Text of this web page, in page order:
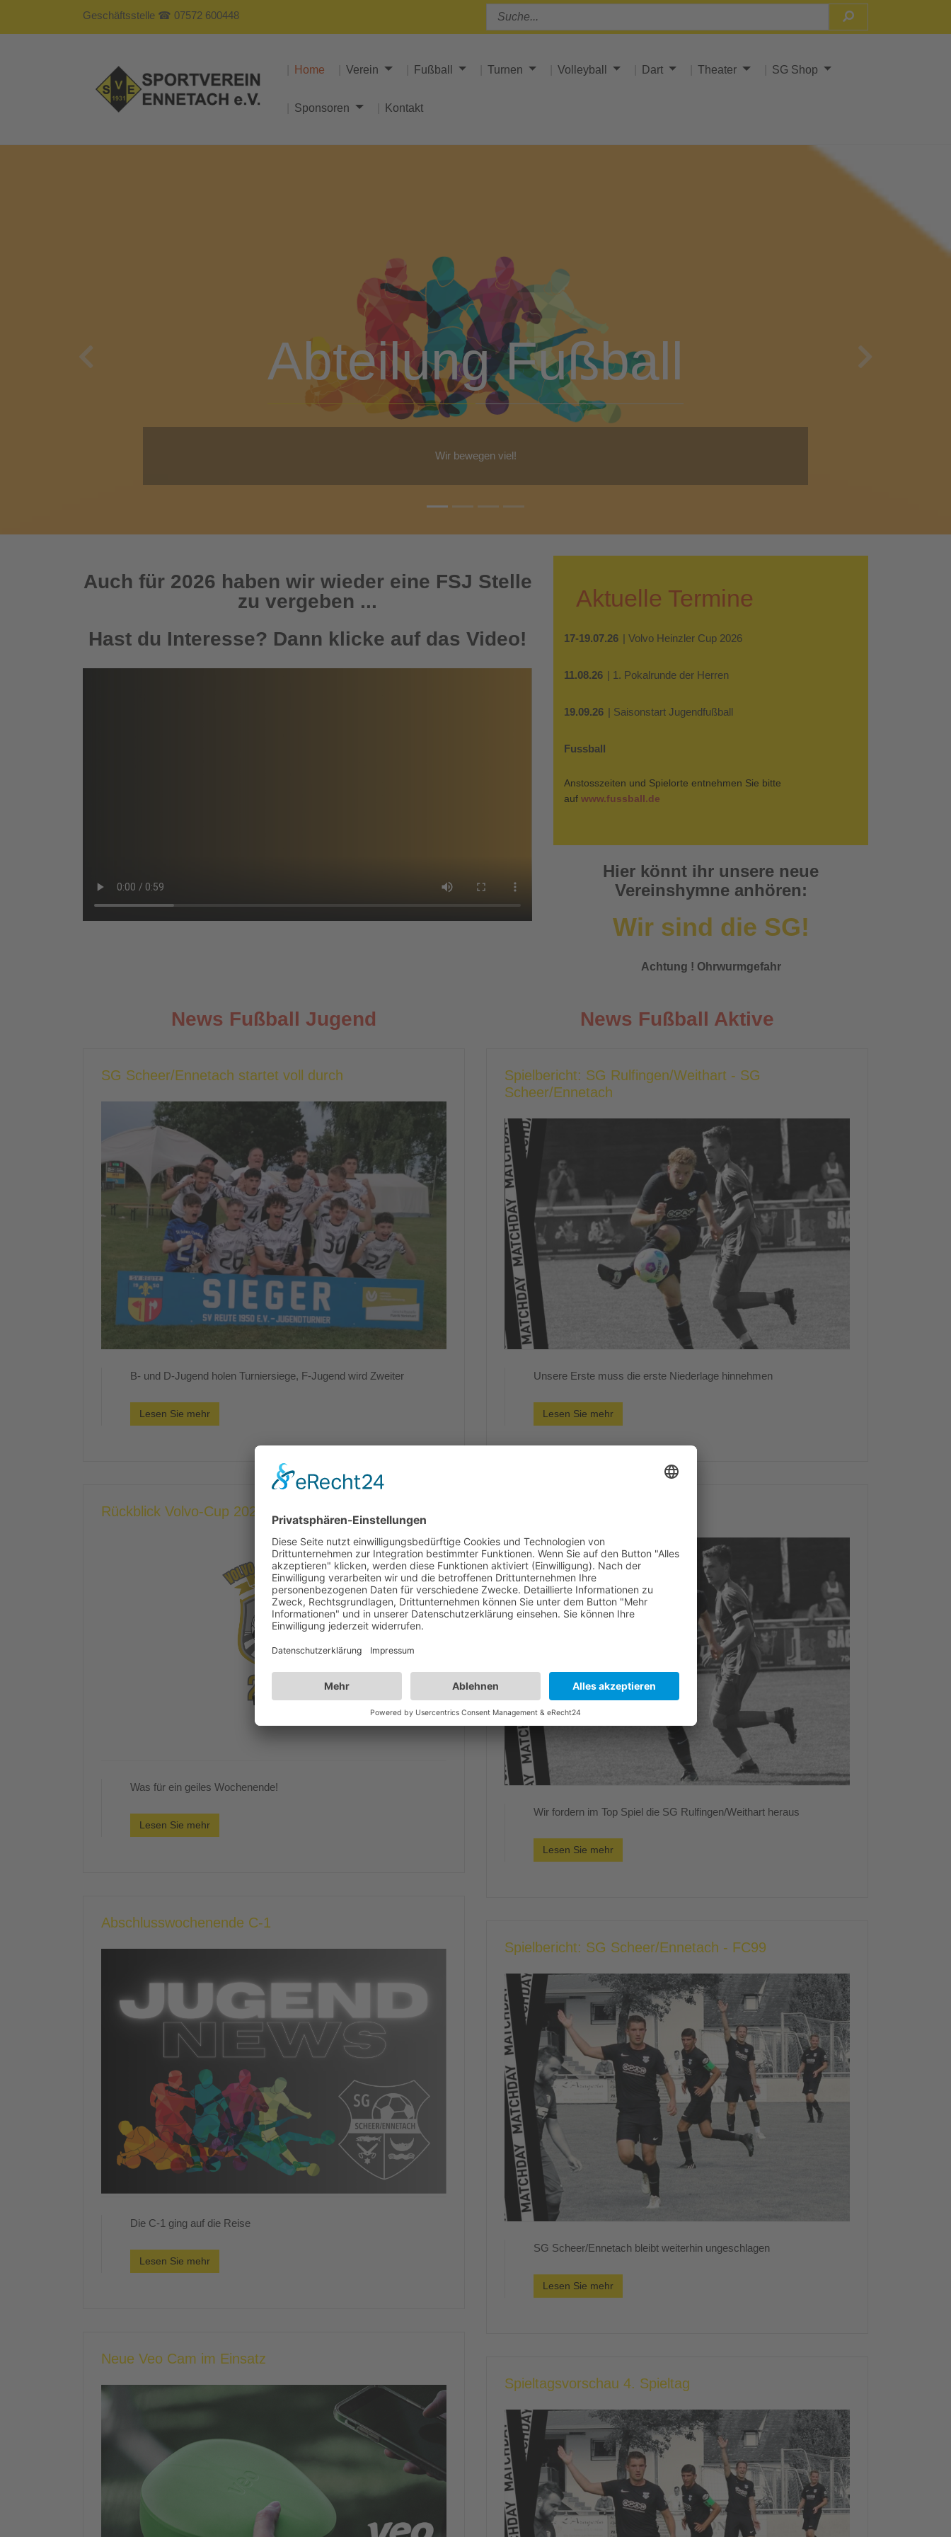
Geschäftsstelle ☎ 07572 600448
Home Verein Fußball Turnen Volleyball Dart Theater SG Shop
Sponsoren Kontakt
Abteilung Turnen
Ob Yoga, Step-Aerobic, Gymnastik, Walking - für jeden ist etwas dabei!
Previous
Auch für 2026 haben wir wieder eine FSJ Stelle
zu vergeben ...
Hast du Interesse? Dann klicke auf das Video!
Aktuelle Termine
17-19.07.26 | Volvo Heinzler Cup 2026
11.08.26 | 1. Pokalrunde der Herren
19.09.26 | Saisonstart Jugendfußball
Fussball
Anstosszeiten und Spielorte entnehmen Sie bitte
auf www.fussball.de
Hier könnt ihr unsere neue
Vereinshymne anhören:
Wir sind die SG!
Achtung ! Ohrwurmgefahr
News Fußball Jugend
SG Scheer/Ennetach startet voll durch
B- und D-Jugend holen Turniersiege, F-Jugend wird Zweiter
Lesen Sie mehr
Rückblick Volvo-Cup 2025
Was für ein geiles Wochenende!
Lesen Sie mehr
Abschlusswochenende C-1
Die C-1 ging auf die Reise
Lesen Sie mehr
Neue Veo Cam im Einsatz
News Fußball Aktive
Spielbericht: SG Rulfingen/Weithart - SG
Scheer/Ennetach
Unsere Erste muss die erste Niederlage hinnehmen
Lesen Sie mehr
Wir fordern im Top Spiel die SG Rulfingen/Weithart heraus
Lesen Sie mehr
Spielbericht: SG Scheer/Ennetach - FC99
SG Scheer/Ennetach bleibt weiterhin ungeschlagen
Lesen Sie mehr
Spieltagsvorschau 4. Spieltag